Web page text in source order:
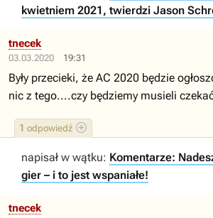
kwietniem 2021, twierdzi Jason
03.03.2020 19:31
1 odpowiedź
tnecek
Były przecieki, że AC 2020 będzie
nic z tego....czy będziemy musieli
napisał w wątku: Komentarze:
gier – i to jest wspaniałe!
tnecek